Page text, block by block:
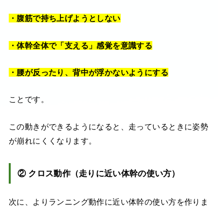
・腹筋で持ち上げようとしない
・体幹全体で「支える」感覚を意識する
・腰が反ったり、背中が浮かないようにする
ことです。
この動きができるようになると、走っているときに姿勢
が崩れにくくなります。
② クロス動作（走りに近い体幹の使い方）
次に、よりランニング動作に近い体幹の使い方を作りま